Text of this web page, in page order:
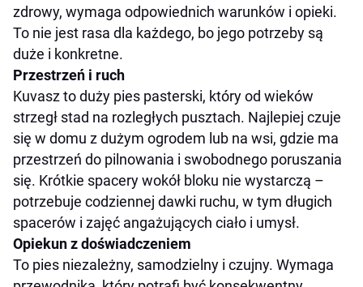
zdrowy, wymaga odpowiednich warunków i opieki.
To nie jest rasa dla każdego, bo jego potrzeby są
duże i konkretne.
Przestrzeń i ruch
Kuvasz to duży pies pasterski, który od wieków
strzegł stad na rozległych pusztach. Najlepiej czuje
się w domu z dużym ogrodem lub na wsi, gdzie ma
przestrzeń do pilnowania i swobodnego poruszania
się. Krótkie spacery wokół bloku nie wystarczą –
potrzebuje codziennej dawki ruchu, w tym długich
spacerów i zajęć angażujących ciało i umysł.
Opiekun z doświadczeniem
To pies niezależny, samodzielny i czujny. Wymaga